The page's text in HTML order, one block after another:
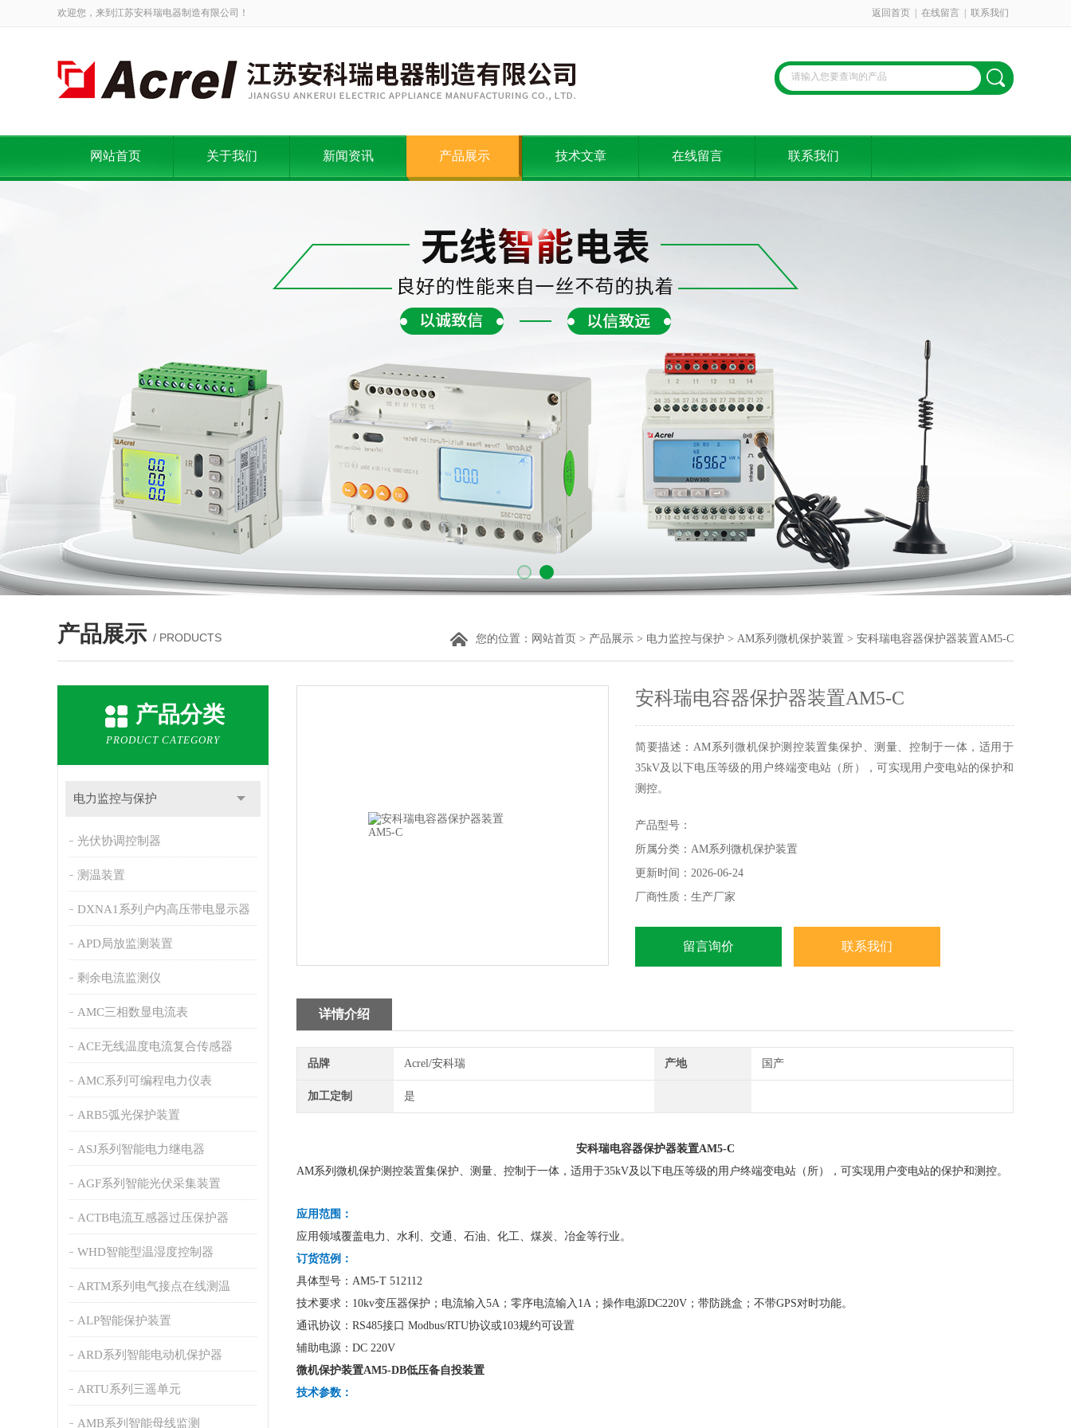
欢迎您，来到江苏安科瑞电器制造有限公司！ 返回首页 在线留言 联系我们
网站首页 关于我们 新闻资讯 产品展示 技术文章 在线留言 联系我们
产品展示 / PRODUCTS 您的位置： 网站首页 > 产品展示 > 电力监控与保护 > AM系列微机保护装置 > 安科瑞电容器保护器装置AM5-C
产品分类
PRODUCT CATEGORY
电力监控与保护
光伏协调控制器
测温装置
DXNA1系列户内高压带电显示器
APD局放监测装置
剩余电流监测仪
AMC三相数显电流表
ACE无线温度电流复合传感器
AMC系列可编程电力仪表
ARB5弧光保护装置
ASJ系列智能电力继电器
AGF系列智能光伏采集装置
ACTB电流互感器过压保护器
WHD智能型温湿度控制器
ARTM系列电气接点在线测温
ALP智能保护装置
ARD系列智能电动机保护器
ARTU系列三遥单元
AMB系列智能母线监测
安科瑞电容器保护器装置AM5-C
简要描述：AM系列微机保护测控装置集保护、测量、控制于一体，适用于
35kV及以下电压等级的用户终端变电站（所），可实现用户变电站的保护和
测控。
产品型号：
所属分类：AM系列微机保护装置
更新时间：2026-06-24
厂商性质：生产厂家
留言询价 联系我们
详情介绍
品牌 Acrel/安科瑞 产地 国产
加工定制 是
安科瑞电容器保护器装置AM5-C
AM系列微机保护测控装置集保护、测量、控制于一体，适用于35kV及以下电压等级的用户终端变电站（所），可实现用户变电站的保护和测控。
应用范围：
应用领域覆盖电力、水利、交通、石油、化工、煤炭、冶金等行业。
订货范例：
具体型号：AM5-T 512112
技术要求：10kv变压器保护；电流输入5A；零序电流输入1A；操作电源DC220V；带防跳盒；不带GPS对时功能。
通讯协议：RS485接口 Modbus/RTU协议或103规约可设置
辅助电源：DC 220V
微机保护装置AM5-DB低压备自投装置
技术参数：